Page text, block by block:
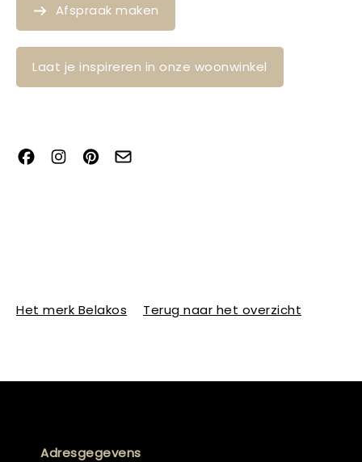
Afspraak maken
Laat je inspireren in onze woonwinkel
Het merk Belakos Terug naar het overzicht
Adresgegevens